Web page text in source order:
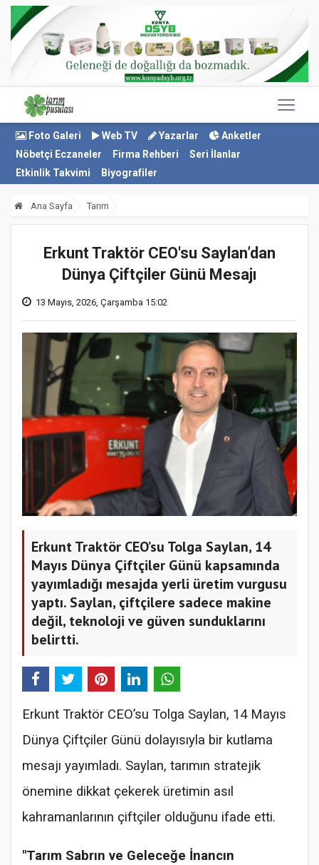
Foto Galeri Web TV Yazarlar
Anketler
Nöbetçi Eczaneler
Firma Rehberi
Seri İlanlar
Etkinlik Takvimi
Biyografiler
Ana Sayfa Tarım
Erkunt Traktör CEO'su Saylan’dan
Dünya Çiftçiler Günü Mesajı
13 Mayıs, 2026, Çarşamba 15:02
Erkunt Traktör CEO’su Tolga Saylan, 14
Mayıs Dünya Çiftçiler Günü kapsamında
yayımladığı mesajda yerli üretim vurgusu
yaptı. Saylan, çiftçilere sadece makine
değil, teknoloji ve güven sunduklarını
belirtti.
Erkunt Traktör CEO’su Tolga Saylan, 14 Mayıs
Dünya Çiftçiler Günü dolayısıyla bir kutlama
mesajı yayımladı. Saylan, tarımın stratejik
önemine dikkat çekerek üretimin asıl
kahramanlarının çiftçiler olduğunu ifade etti.
"Tarım Sabrın ve Geleceğe İnancın